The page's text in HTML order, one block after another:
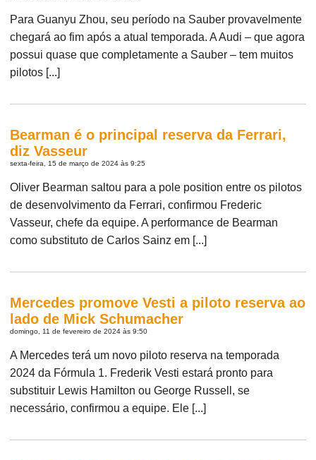
Para Guanyu Zhou, seu período na Sauber provavelmente
chegará ao fim após a atual temporada. A Audi – que agora
possui quase que completamente a Sauber – tem muitos
pilotos [...]
Bearman é o principal reserva da Ferrari,
diz Vasseur
sexta-feira, 15 de março de 2024 às 9:25
Oliver Bearman saltou para a pole position entre os pilotos
de desenvolvimento da Ferrari, confirmou Frederic
Vasseur, chefe da equipe. A performance de Bearman
como substituto de Carlos Sainz em [...]
Mercedes promove Vesti a piloto reserva ao
lado de Mick Schumacher
domingo, 11 de fevereiro de 2024 às 9:50
A Mercedes terá um novo piloto reserva na temporada
2024 da Fórmula 1. Frederik Vesti estará pronto para
substituir Lewis Hamilton ou George Russell, se
necessário, confirmou a equipe. Ele [...]